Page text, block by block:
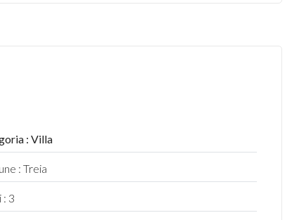
: Villa
: Treia
: 3